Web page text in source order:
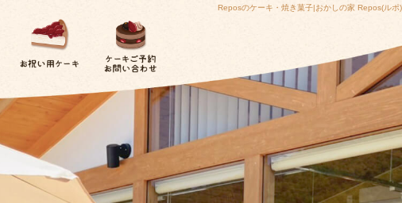
Reposのケーキ・焼き菓子|おかしの家 Repos(ルポ)